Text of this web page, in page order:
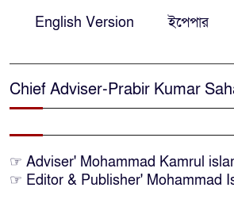
অ্যারেস্ট’ নয়,
দক্ষিণ আফ্রিকায়
লাশ আনা’সহ
কক্সবাজারে
দেশীয় মদসহ
English Version ইপেপার
Chief Adviser-Prabir Kumar
☞ Adviser' Mohammad Kamrul
☞ Editor & Publisher' Mohammad